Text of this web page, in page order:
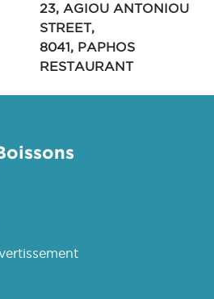
23, AGIOU ANTONIOU
STREET,
8041, PAPHOS
RESTAURANT